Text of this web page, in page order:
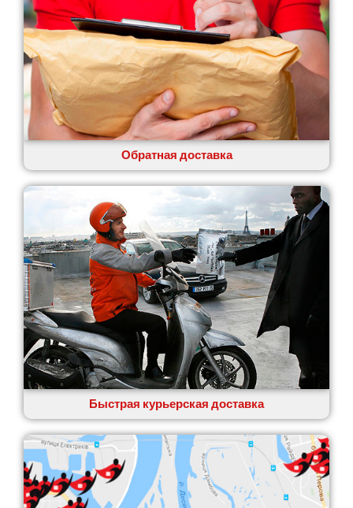
Обратная доставка
Быстрая курьерская доставка